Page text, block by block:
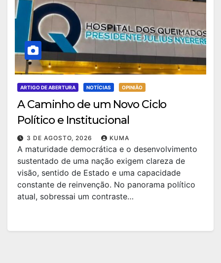
ARTIGO DE ABERTURA NOTÍCIAS OPINIÃO
A Caminho de um Novo Ciclo
Político e Institucional
3 DE AGOSTO, 2026 KUMA
A maturidade democrática e o desenvolvimento
sustentado de uma nação exigem clareza de
visão, sentido de Estado e uma capacidade
constante de reinvenção. No panorama político
atual, sobressai um contraste…